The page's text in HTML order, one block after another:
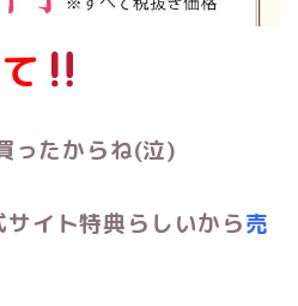
ったからね(泣)
イト特典らしいから売